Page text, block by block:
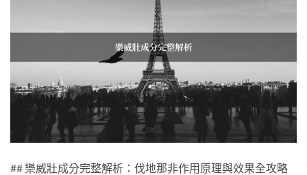
## 樂威壯成分完整解析：伐地那非作用原理與效果全攻略